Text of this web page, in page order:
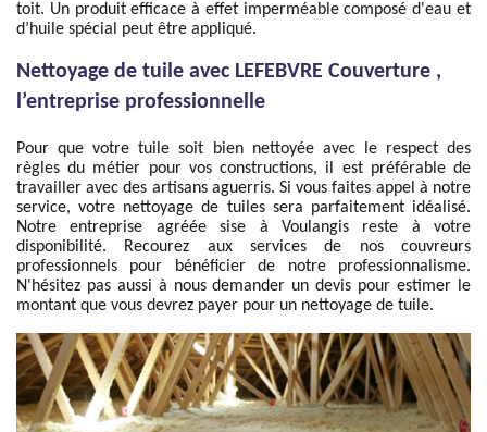
toit. Un produit efficace à effet imperméable composé d'eau et
d’huile spécial peut être appliqué.
Nettoyage de tuile avec LEFEBVRE Couverture ,
l’entreprise professionnelle
Pour que votre tuile soit bien nettoyée avec le respect des
règles du métier pour vos constructions, il est préférable de
travailler avec des artisans aguerris. Si vous faites appel à notre
service, votre nettoyage de tuiles sera parfaitement idéalisé.
Notre entreprise agréée sise à Voulangis reste à votre
disponibilité. Recourez aux services de nos couvreurs
professionnels pour bénéficier de notre professionnalisme.
N'hésitez pas aussi à nous demander un devis pour estimer le
montant que vous devrez payer pour un nettoyage de tuile.